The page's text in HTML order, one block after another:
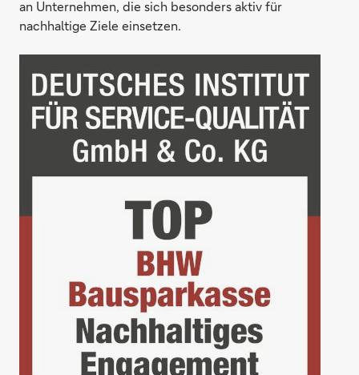
an Unternehmen, die sich besonders aktiv für
nachhaltige Ziele einsetzen.